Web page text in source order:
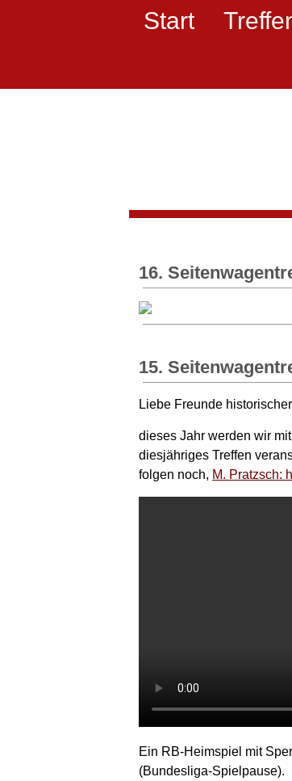
Start
16.
15.
Liebe Freunde
dieses Jahr werden wir
diesjähriges Treffen
folgen noch, M. Pratzsch:
Ein RB-Heimspiel mit
(Bundesliga-Spielpause).